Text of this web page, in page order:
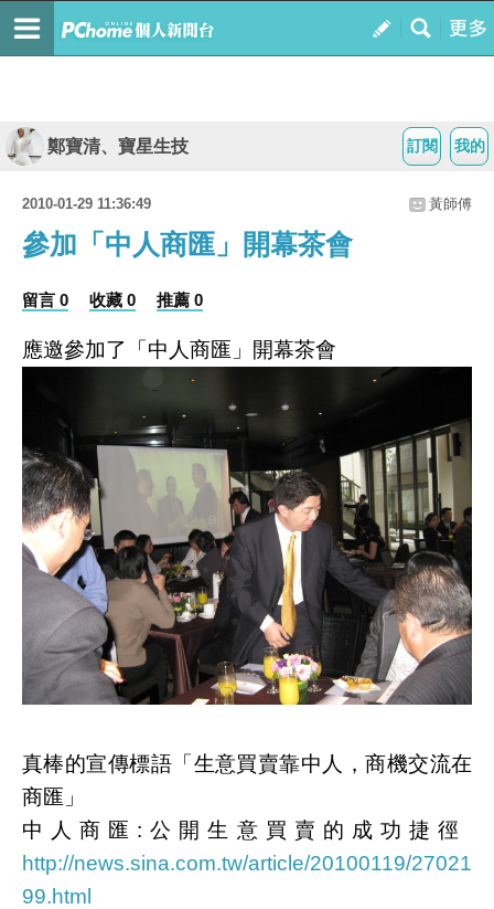
我的
訂閱
鄭寶清、寶星生技
2010-01-29 11:36:49 黃師傅
參加「中人商匯」開幕茶會
留言 0 收藏 0 推薦 0
應邀參加了「中人商匯」開幕茶會
真棒的宣傳標語「生意買賣靠中人，商機交流在
商匯」
中人商匯:公開生意買賣的成功捷徑
http://news.sina.com.tw/article/20100119/27021
99.html